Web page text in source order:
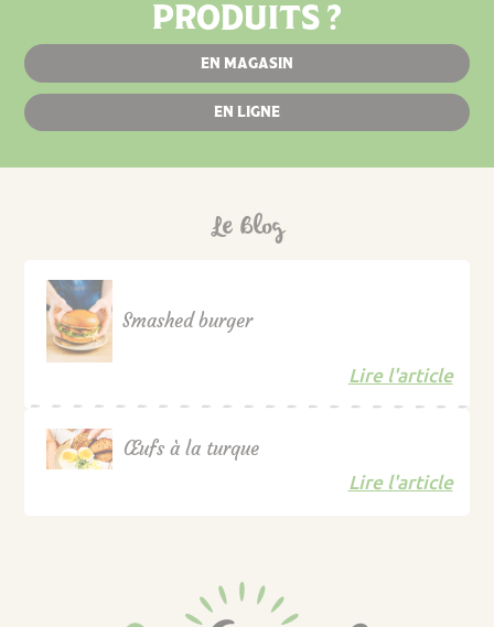
PRODUITS ?
EN MAGASIN
EN LIGNE
Le Blog
Smashed burger
Lire l'article
Œufs à la turque
Lire l'article